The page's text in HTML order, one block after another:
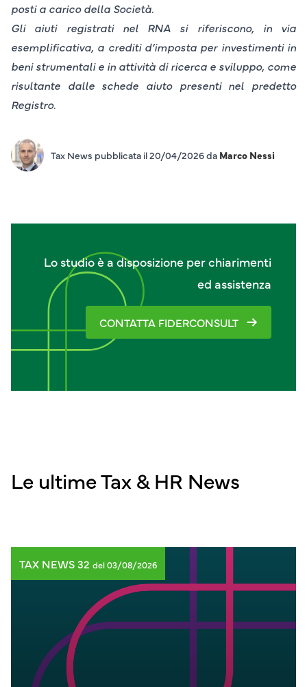
posti a carico della Società.
Gli aiuti registrati nel RNA si riferiscono, in via
esemplificativa, a crediti d’imposta per investimenti in
beni strumentali e in attività di ricerca e sviluppo, come
risultante dalle schede aiuto presenti nel predetto
Registro.
Tax News pubblicata il 20/04/2026 da Marco Nessi
Lo studio è a disposizione per chiarimenti
ed assistenza
CONTATTA FIDERCONSULT
Le ultime Tax & HR News
TAX NEWS 32 del 03/08/2026